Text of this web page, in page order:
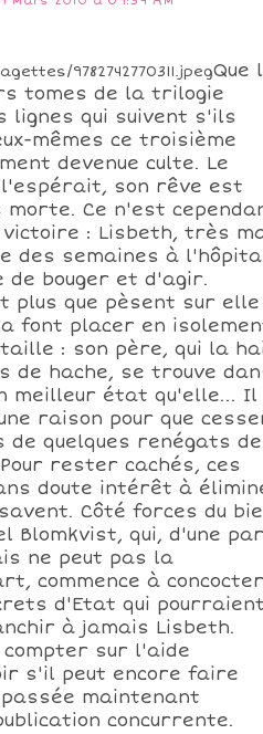
Que
tomes de la trilogie
lignes qui suivent s'ils
mêmes ce troisième
devenue culte. Le
l'espérait, son rêve est
morte. Ce n'est
: Lisbeth, très
des semaines à
de bouger et d'agir.
plus que pèsent sur elle
font placer en
: son père, qui la
de hache, se trouve
meilleur état qu'elle... Il
raison pour que
quelques renégats
rester cachés, ces
doute intérêt à
Côté forces du
Blomkvist, qui, d'une
ne peut pas la
commence à concocter
d'Etat qui
à jamais Lisbeth.
sur l'aide
s'il peut encore faire
maintenant
concurrente.